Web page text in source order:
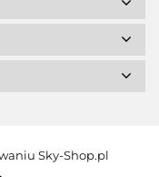
Sky-Shop.pl